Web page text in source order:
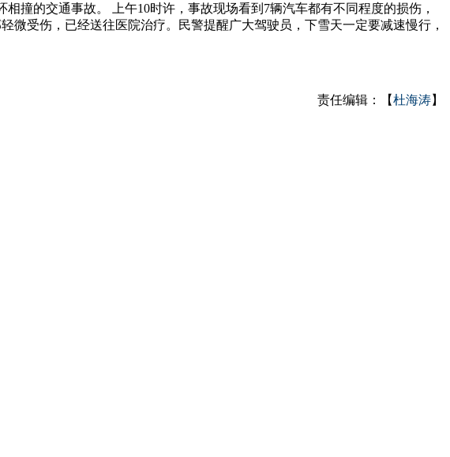
撞的交通事故。 上午10时许，事故现场看到7辆汽车都有不同程度的损伤，
受伤，已经送往医院治疗。民警提醒广大驾驶员，下雪天一定要减速慢行，
责任编辑：【杜海涛】